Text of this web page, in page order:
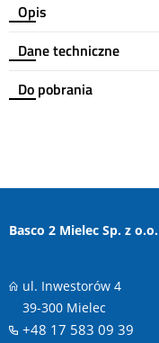
Opis
Dane techniczne
Do pobrania
Basco 2 Mielec Sp. z o.o.
ul. Inwestorów 4
39-300 Mielec
+48 17 583 09 39